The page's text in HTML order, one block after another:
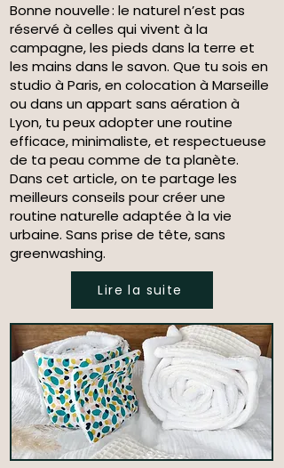
Bonne nouvelle : le naturel n’est pas
réservé à celles qui vivent à la
campagne, les pieds dans la terre et
les mains dans le savon. Que tu sois en
studio à Paris, en colocation à Marseille
ou dans un appart sans aération à
Lyon, tu peux adopter une routine
efficace, minimaliste, et respectueuse
de ta peau comme de ta planète.
Dans cet article, on te partage les
meilleurs conseils pour créer une
routine naturelle adaptée à la vie
urbaine. Sans prise de tête, sans
greenwashing.
Lire la suite